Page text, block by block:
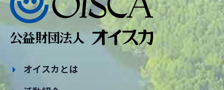
オイスカとは